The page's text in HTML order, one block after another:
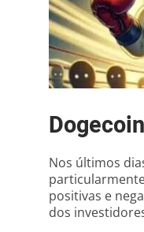
Nos últimos
positivas e
dos